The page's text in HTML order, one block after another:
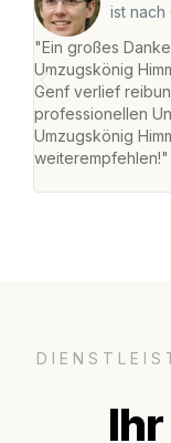
ist nach
"Ein großes
Umzugskönig
Genf verlief
professionellen
Umzugskönig
weiterempfehlen!"